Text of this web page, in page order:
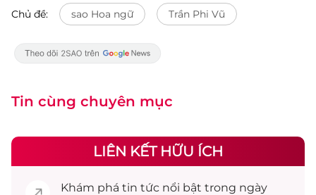
Chủ đề: sao Hoa ngữ Trần Phi Vũ
Tin cùng chuyên mục
LIÊN KẾT HỮU ÍCH
Khám phá tin tức nổi bật trong ngày